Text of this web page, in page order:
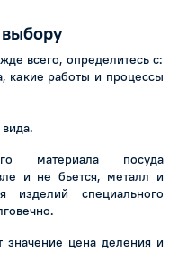
всего, определитесь с:
работы и процессы
материала посуда
и не бьется, металл и
изделий специального
цена деления и